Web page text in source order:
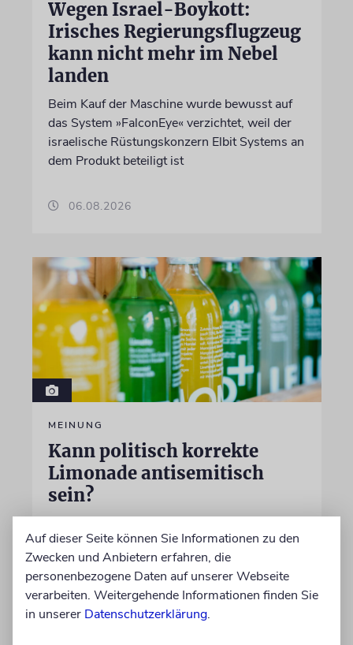
Wegen Israel-Boykott:
Irisches Regierungsflugzeug
kann nicht mehr im Nebel
landen
Beim Kauf der Maschine wurde bewusst auf
das System »FalconEye« verzichtet, weil der
israelische Rüstungskonzern Elbit Systems an
dem Produkt beteiligt ist
06.08.2026
MEINUNG
Kann politisch korrekte
Limonade antisemitisch
sein?
Jackson Irvine weg, doch bei der politisch
korrekten Brausefirma »LemonAid« sitzt der
anti-israelische Australier weiter im
Aufsichtsrat
Auf dieser Seite können Sie Informationen zu den
Zwecken und Anbietern erfahren, die
personenbezogene Daten auf unserer Webseite
verarbeiten. Weitergehende Informationen finden Sie
in unserer Datenschutzerklärung.